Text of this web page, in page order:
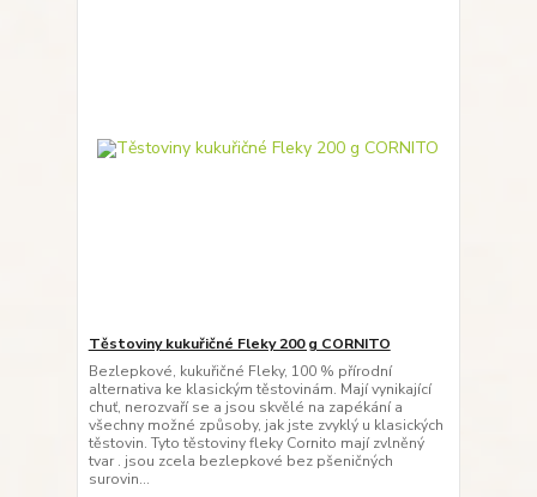
Těstoviny kukuřičné Fleky 200 g CORNITO
Bezlepkové, kukuřičné Fleky, 100 % přírodní
alternativa ke klasickým těstovinám. Mají vynikající
chuť, nerozvaří se a jsou skvělé na zapékání a
všechny možné způsoby, jak jste zvyklý u klasických
těstovin. Tyto těstoviny fleky Cornito mají zvlněný
tvar . jsou zcela bezlepkové bez pšeničných
surovin...